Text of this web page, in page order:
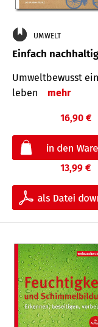
UMWELT
Einfach nachhaltig
Umweltbewusst
leben
mehr
16,90 €
13,99 €